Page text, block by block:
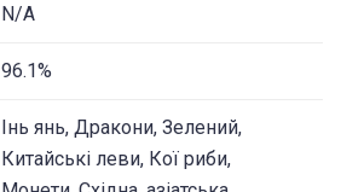
N/A
96.1%
Інь янь, Дракони, Зелений,
Китайські леви, Кої риби,